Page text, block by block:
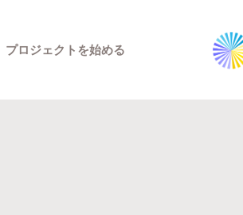
プロジェクトを始める